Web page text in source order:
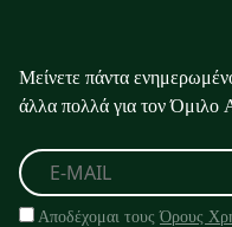
Μείνετε πάντα
άλλα πολλά για τον Όμιλο
Αποδέχομαι τουςΌρους